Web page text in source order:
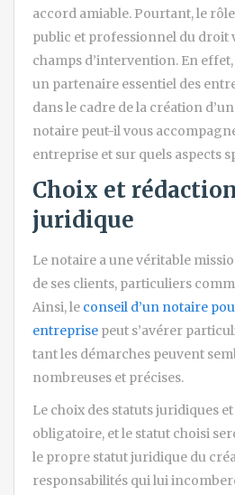
accord amiable. Pourtant, le
public et professionnel du droit
champs d’intervention. En
un partenaire essentiel des
dans le cadre de la création
notaire peut-il vous
entreprise et sur quels aspects
Choix et
juridique
Le notaire a une véritable
de ses clients, particuliers
Ainsi, le conseil d’un notaire
entreprise peut s’avérer
tant les démarches peuvent
nombreuses et précises.
Le choix des statuts juridiques
obligatoire, et le statut choisi
le propre statut juridique du
responsabilités qui lui